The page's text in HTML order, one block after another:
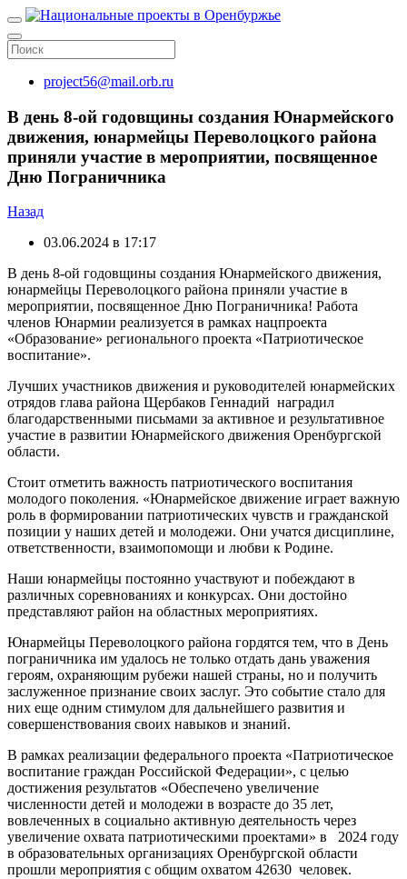
project56@mail.orb.ru
В день 8-ой годовщины создания Юнармейского
движения, юнармейцы Переволоцкого района
приняли участие в мероприятии, посвященное
Дню Пограничника
Назад
03.06.2024 в 17:17
В день 8-ой годовщины создания Юнармейского движения,
юнармейцы Переволоцкого района приняли участие в
мероприятии, посвященное Дню Пограничника! Работа
членов Юнармии реализуется в рамках нацпроекта
«Образование» регионального проекта «Патриотическое
воспитание».
Лучших участников движения и руководителей юнармейских
отрядов глава района Щербаков Геннадий наградил
благодарственными письмами за активное и результативное
участие в развитии Юнармейского движения Оренбургской
области.
Стоит отметить важность патриотического воспитания
молодого поколения. «Юнармейское движение играет важную
роль в формировании патриотических чувств и гражданской
позиции у наших детей и молодежи. Они учатся дисциплине,
ответственности, взаимопомощи и любви к Родине.
Наши юнармейцы постоянно участвуют и побеждают в
различных соревнованиях и конкурсах. Они достойно
представляют район на областных мероприятиях.
Юнармейцы Переволоцкого района гордятся тем, что в День
пограничника им удалось не только отдать дань уважения
героям, охраняющим рубежи нашей страны, но и получить
заслуженное признание своих заслуг. Это событие стало для
них еще одним стимулом для дальнейшего развития и
совершенствования своих навыков и знаний.
В рамках реализации федерального проекта «Патриотическое
воспитание граждан Российской Федерации», с целью
достижения результатов «Обеспечено увеличение
численности детей и молодежи в возрасте до 35 лет,
вовлеченных в социально активную деятельность через
увеличение охвата патриотическими проектами» в 2024 году
в образовательных организациях Оренбургской области
прошли мероприятия с общим охватом 42630 человек.